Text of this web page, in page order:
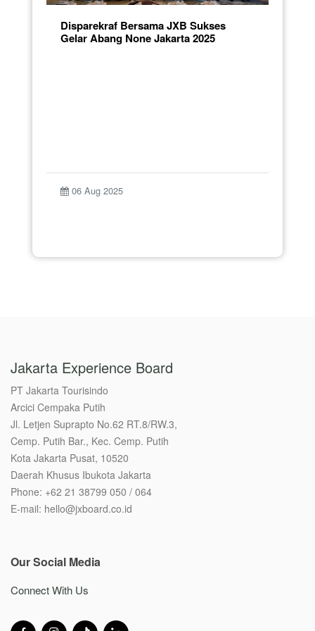
Disparekraf Bersama JXB Sukses
Gelar Abang None Jakarta 2025
06 Aug 2025
Jakarta Experience Board
PT Jakarta Tourisindo
Arcici Cempaka Putih
Jl. Letjen Suprapto No.62 RT.8/RW.3,
Cemp. Putih Bar., Kec. Cemp. Putih
Kota Jakarta Pusat, 10520
Daerah Khusus Ibukota Jakarta
Phone: +62 21 38799 050 / 064
E-mail: hello@jxboard.co.id
Our Social Media
Connect With Us